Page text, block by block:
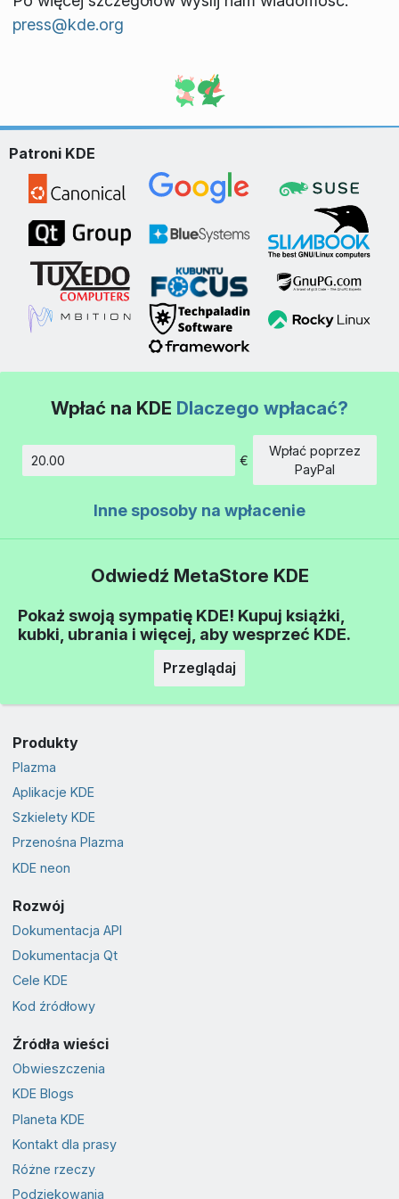
press@kde.org
Patroni KDE
Wpłać na KDE Dlaczego wpłacać?
€
Wpłać poprzez
PayPal
Inne sposoby na wpłacenie
Odwiedź MetaStore KDE
Pokaż swoją sympatię KDE! Kupuj książki,
kubki, ubrania i więcej, aby wesprzeć KDE.
Przeglądaj
Produkty
Plazma
Aplikacje KDE
Szkielety KDE
Przenośna Plazma
KDE neon
Rozwój
Dokumentacja API
Dokumentacja Qt
Cele KDE
Kod źródłowy
Źródła wieści
Obwieszczenia
KDE Blogs
Planeta KDE
Kontakt dla prasy
Różne rzeczy
Podziękowania